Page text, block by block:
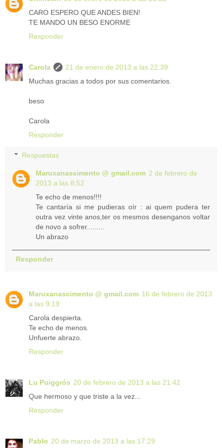
CARO ESPERO QUE ANDES BIEN!
TE MANDO UN BESO ENORME
Responder
Carola
21 de enero de 2013 a las 22:39
Muchas gracias a todos por sus comentarios.
beso
Carola
Responder
Respuestas
Maruxanascimento @ gmail.com 2 de febrero de
2013 a las 8:52
Te echo de menos!!!!
Te cantaría si me pudieras oír : ai quem pudera ter
outra vez vinte anos,ter os mesmos desenganos voltar
de novo a sofrer.........
Un abrazo
Responder
Maruxanascimento @ gmail.com 16 de febrero de 2013
a las 9:19
Carola despierta.
Te echo de menos.
Unfuerte abrazo.
Responder
Lu Puiggrós 20 de febrero de 2013 a las 21:42
Que hermoso y que triste a la vez...
Responder
Pablo 20 de marzo de 2013 a las 17:29